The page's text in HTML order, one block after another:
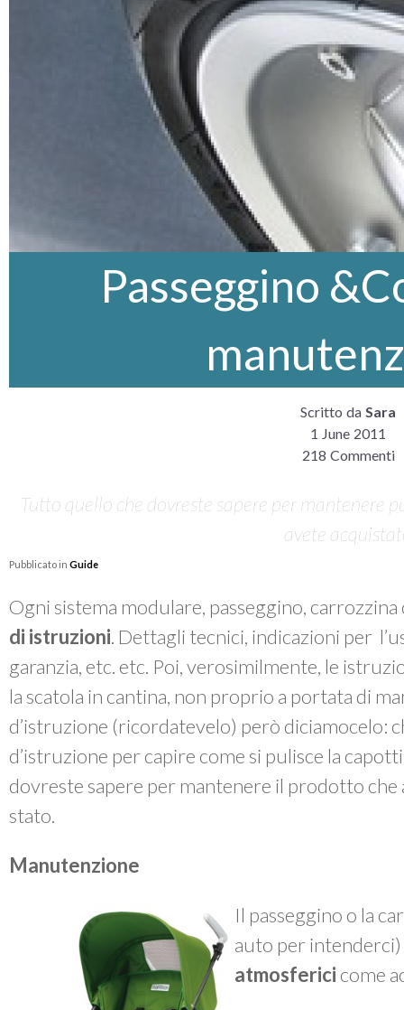
Passeggino
Scritto da Sara
1 June 2011
218 Commenti
Tutto quello che dovreste sapere per mantenere
avete
Pubblicato in Guide
Ogni sistema modulare, passeggino,
di istruzioni. Dettagli tecnici, indicazioni per
garanzia, etc. etc. Poi, verosimilmente, le
la scatola in cantina, non proprio a portata di
d’istruzione (ricordatevelo) però diciamocelo:
d’istruzione per capire come si pulisce la
dovreste sapere per mantenere il prodotto
stato.
Manutenzione
Il passeggino o la
auto per
atmosferici come